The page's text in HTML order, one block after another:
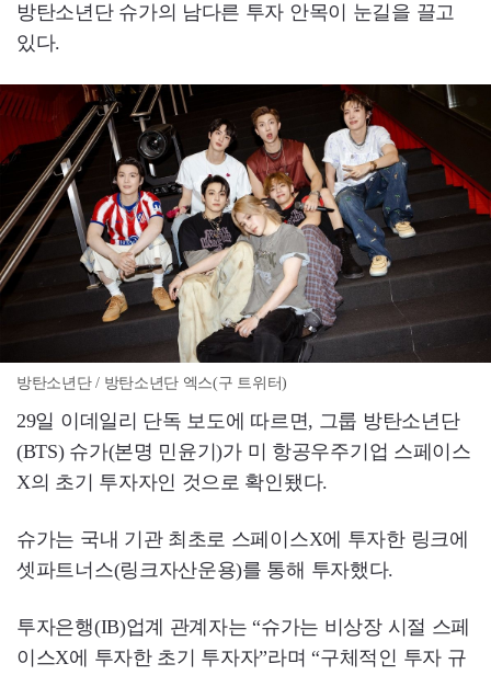
방탄소년단 슈가의 남다른 투자 안목이 눈길을 끌고
있다.
방탄소년단 / 방탄소년단 엑스(구 트위터)
29일 이데일리 단독 보도에 따르면, 그룹 방탄소년단
(BTS) 슈가(본명 민윤기)가 미 항공우주기업 스페이스
X의 초기 투자자인 것으로 확인됐다.
슈가는 국내 기관 최초로 스페이스X에 투자한 링크에
셋파트너스(링크자산운용)를 통해 투자했다.
투자은행(IB)업계 관계자는 “슈가는 비상장 시절 스페
이스X에 투자한 초기 투자자”라며 “구체적인 투자 규